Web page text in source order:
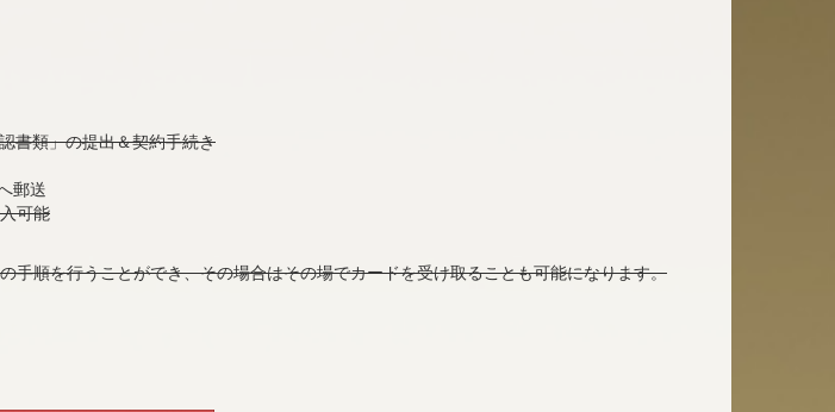
書類」の提出＆契約手続き
郵送
可能
手順を行うことができ、その場合はその場でカードを受け取ることも可能になります。